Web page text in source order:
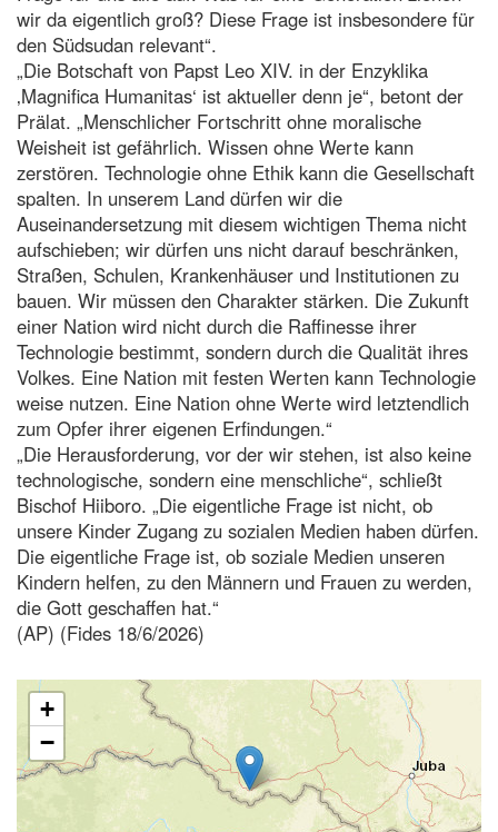
wir da eigentlich groß? Diese Frage ist insbesondere für
den Südsudan relevant“.
„Die Botschaft von Papst Leo XIV. in der Enzyklika
‚Magnifica Humanitas‘ ist aktueller denn je“, betont der
Prälat. „Menschlicher Fortschritt ohne moralische
Weisheit ist gefährlich. Wissen ohne Werte kann
zerstören. Technologie ohne Ethik kann die Gesellschaft
spalten. In unserem Land dürfen wir die
Auseinandersetzung mit diesem wichtigen Thema nicht
aufschieben; wir dürfen uns nicht darauf beschränken,
Straßen, Schulen, Krankenhäuser und Institutionen zu
bauen. Wir müssen den Charakter stärken. Die Zukunft
einer Nation wird nicht durch die Raffinesse ihrer
Technologie bestimmt, sondern durch die Qualität ihres
Volkes. Eine Nation mit festen Werten kann Technologie
weise nutzen. Eine Nation ohne Werte wird letztendlich
zum Opfer ihrer eigenen Erfindungen.“
„Die Herausforderung, vor der wir stehen, ist also keine
technologische, sondern eine menschliche“, schließt
Bischof Hiiboro. „Die eigentliche Frage ist nicht, ob
unsere Kinder Zugang zu sozialen Medien haben dürfen.
Die eigentliche Frage ist, ob soziale Medien unseren
Kindern helfen, zu den Männern und Frauen zu werden,
die Gott geschaffen hat.“
(AP) (Fides 18/6/2026)
+
−